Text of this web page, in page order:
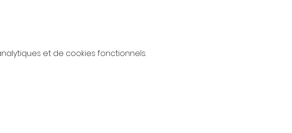
et de cookies fonctionnels.